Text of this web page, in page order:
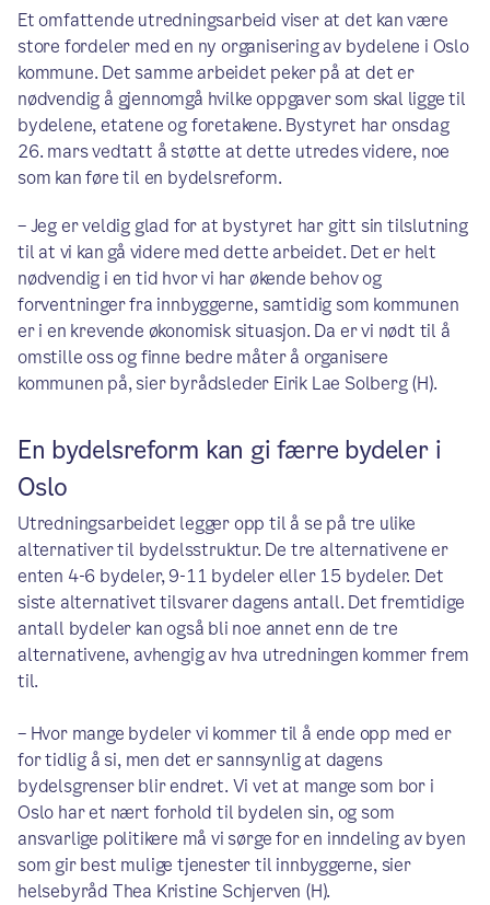
Et omfattende utredningsarbeid viser at det kan være
store fordeler med en ny organisering av bydelene i Oslo
kommune. Det samme arbeidet peker på at det er
nødvendig å gjennomgå hvilke oppgaver som skal ligge til
bydelene, etatene og foretakene. Bystyret har onsdag
26. mars vedtatt å støtte at dette utredes videre, noe
som kan føre til en bydelsreform.
– Jeg er veldig glad for at bystyret har gitt sin tilslutning
til at vi kan gå videre med dette arbeidet. Det er helt
nødvendig i en tid hvor vi har økende behov og
forventninger fra innbyggerne, samtidig som kommunen
er i en krevende økonomisk situasjon. Da er vi nødt til å
omstille oss og finne bedre måter å organisere
kommunen på, sier byrådsleder Eirik Lae Solberg (H).
En bydelsreform kan gi færre bydeler i
Oslo
Utredningsarbeidet legger opp til å se på tre ulike
alternativer til bydelsstruktur. De tre alternativene er
enten 4-6 bydeler, 9-11 bydeler eller 15 bydeler. Det
siste alternativet tilsvarer dagens antall. Det fremtidige
antall bydeler kan også bli noe annet enn de tre
alternativene, avhengig av hva utredningen kommer frem
til.
– Hvor mange bydeler vi kommer til å ende opp med er
for tidlig å si, men det er sannsynlig at dagens
bydelsgrenser blir endret. Vi vet at mange som bor i
Oslo har et nært forhold til bydelen sin, og som
ansvarlige politikere må vi sørge for en inndeling av byen
som gir best mulige tjenester til innbyggerne, sier
helsebyråd Thea Kristine Schjerven (H).